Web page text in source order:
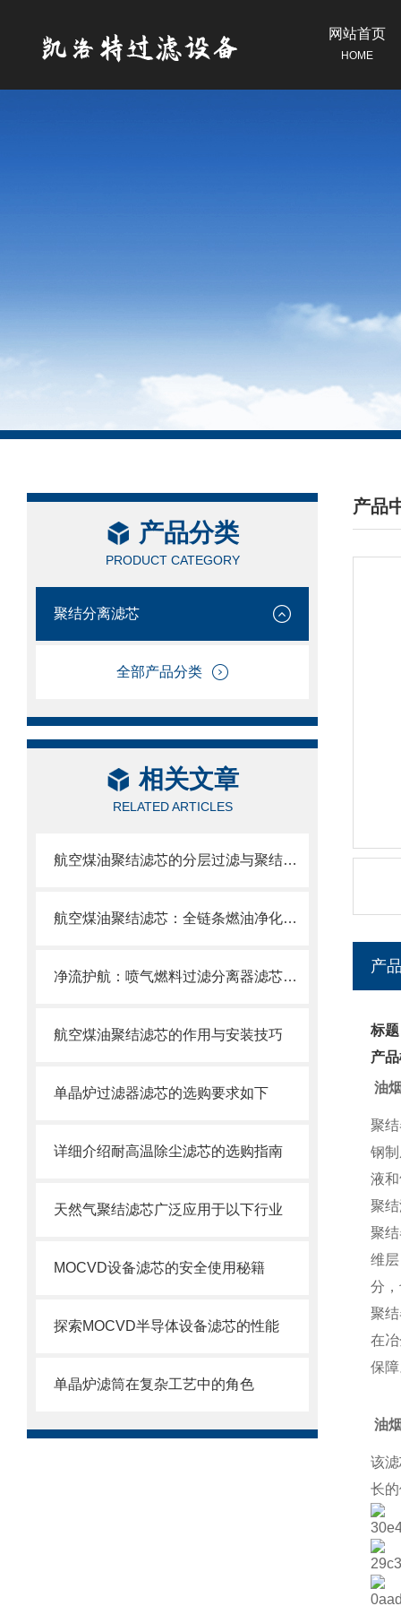
网站首页
HOME
产品分类
PRODUCT CATEGORY
聚结分离滤芯
全部产品分类
相关文章
RELATED ARTICLES
航空煤油聚结滤芯的分层过滤与聚结分离原理
航空煤油聚结滤芯：全链条燃油净化的关键配套
净流护航：喷气燃料过滤分离器滤芯的使用目的
航空煤油聚结滤芯的作用与安装技巧
单晶炉过滤器滤芯的选购要求如下
详细介绍耐高温除尘滤芯的选购指南
天然气聚结滤芯广泛应用于以下行业
MOCVD设备滤芯的安全使用秘籍
探索MOCVD半导体设备滤芯的性能
单晶炉滤筒在复杂工艺中的角色
产品
/
产
标
产
油
聚
钢
液
聚
聚
维
分
聚
在
保
油
该
长